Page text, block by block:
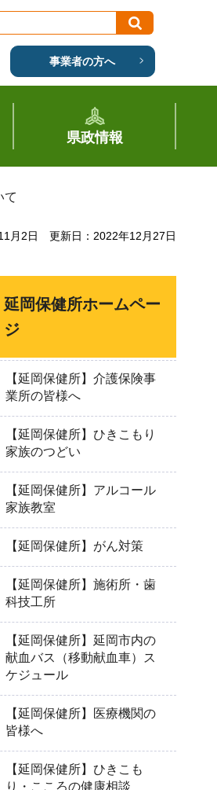
事業者の方へ
県政情報
て
月2日 更新日：2022年12月27日
延岡保健所ホームペー
ジ
【延岡保健所】介護保険事
業所の皆様へ
【延岡保健所】ひきこもり
家族のつどい
【延岡保健所】アルコール
家族教室
【延岡保健所】がん対策
【延岡保健所】施術所・歯
科技工所
【延岡保健所】延岡市内の
献血バス（移動献血車）ス
ケジュール
【延岡保健所】医療機関の
皆様へ
【延岡保健所】ひきこも
り・こころの健康相談